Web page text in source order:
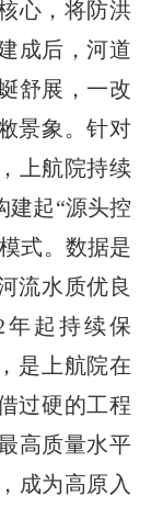
心，将防洪
成后，河道
舒展，一改
景象。针对
上航院持续
建起“源头控
式。数据是
流水质优良
年起持续保
是上航院在
过硬的工程
高质量水平
成为高原入